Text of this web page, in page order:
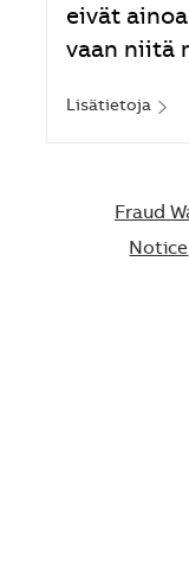
eivät
vaan niitä
Lisätietoja
Fraud
Notice